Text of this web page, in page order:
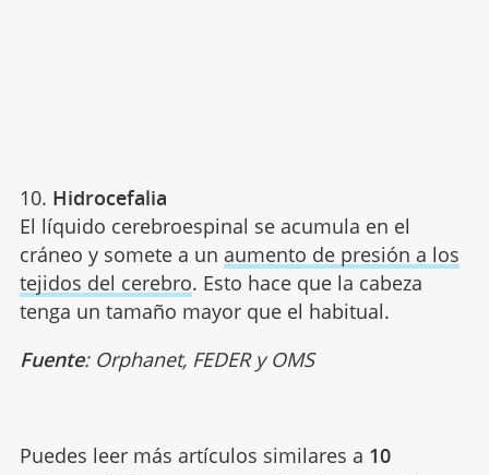
10. Hidrocefalia
El líquido cerebroespinal se acumula en el
cráneo y somete a un aumento de presión a los
tejidos del cerebro. Esto hace que la cabeza
tenga un tamaño mayor que el habitual.
Fuente: Orphanet, FEDER y OMS
Puedes leer más artículos similares a 10